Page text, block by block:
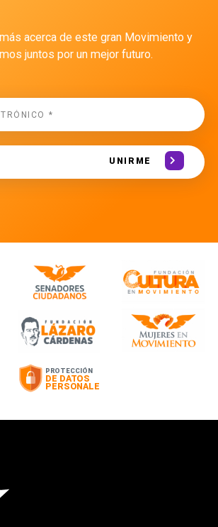
acerca de este gran Movimiento y
juntos por un mejor futuro.
UNIRME